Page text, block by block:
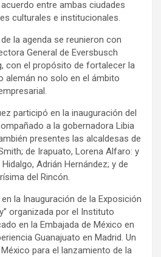
entre ambas ciudades
culturales e institucionales.
la agenda se reunieron con
General de Eversbusch
con el propósito de fortalecer la
alemán no solo en el ámbito
participó en la inauguración del
a la gobernadora Libia
presentes las alcaldesas de
de Irapuato, Lorena Alfaro: y
Adrián Hernández; y de
del Rincón.
la Inauguración de la Exposición
organizada por el Instituto
en la Embajada de México en
Guanajuato en Madrid. Un
para el lanzamiento de la